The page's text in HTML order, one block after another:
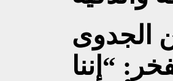
الجدوى
“إننا